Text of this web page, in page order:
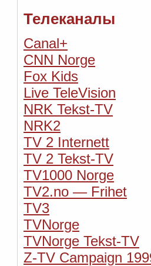
Телеканалы
Canal+
CNN Norge
Fox Kids
Live TeleVision
NRK Tekst-TV
NRK2
TV 2 Internett
TV 2 Tekst-TV
TV1000 Norge
TV2.no — Frihet
TV3
TVNorge
TVNorge Tekst-TV
Z-TV Campaign